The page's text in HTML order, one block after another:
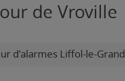
de Vroville
d'alarmes Liffol-le-Grand